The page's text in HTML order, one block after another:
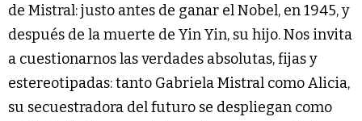
de Mistral: justo antes de ganar el Nobel, en 1945, y
después de la muerte de Yin Yin, su hijo. Nos invita
a cuestionarnos las verdades absolutas, fijas y
estereotipadas: tanto Gabriela Mistral como Alicia,
su secuestradora del futuro se despliegan como